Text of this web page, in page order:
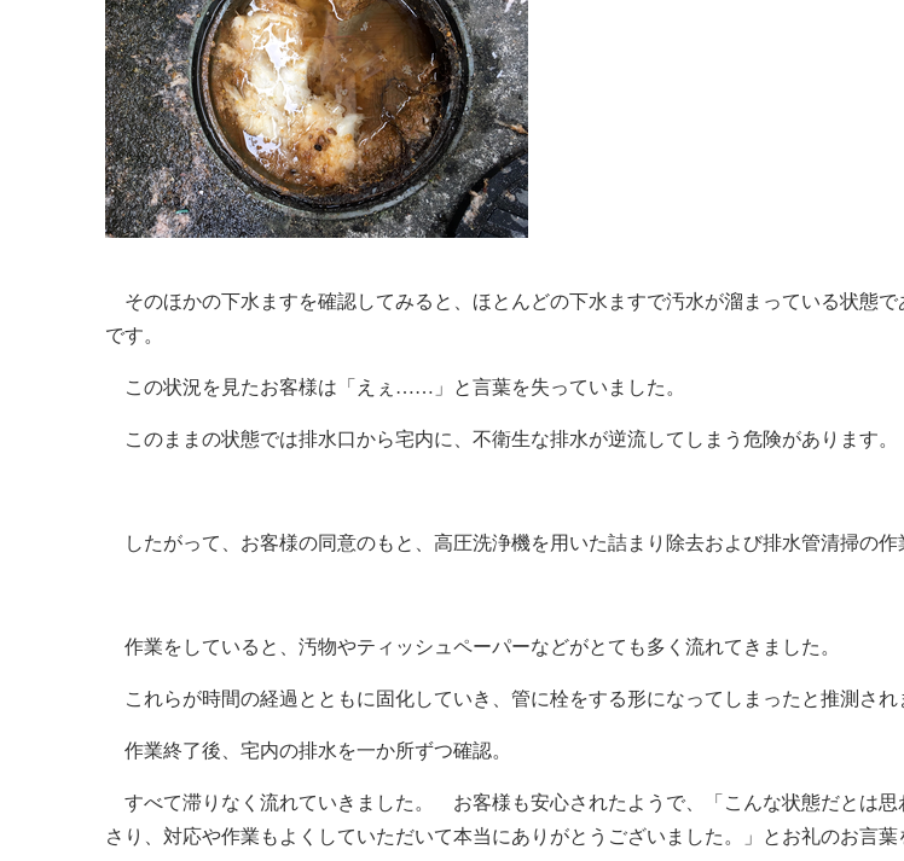
そのほかの下水ますを確認してみると、ほとんどの下水ますで汚水が溜まっている状態
です。
この状況を見たお客様は「えぇ……」と言葉を失っていました。
このままの状態では排水口から宅内に、不衛生な排水が逆流してしまう危険があります。
したがって、お客様の同意のもと、高圧洗浄機を用いた詰まり除去および排水管清掃の作
作業をしていると、汚物やティッシュペーパーなどがとても多く流れてきました。
これらが時間の経過とともに固化していき、管に栓をする形になってしまったと推測され
作業終了後、宅内の排水を一か所ずつ確認。
すべて滞りなく流れていきました。 お客様も安心されたようで、「こんな状態だとは思
さり、対応や作業もよくしていただいて本当にありがとうございました。」とお礼のお言葉